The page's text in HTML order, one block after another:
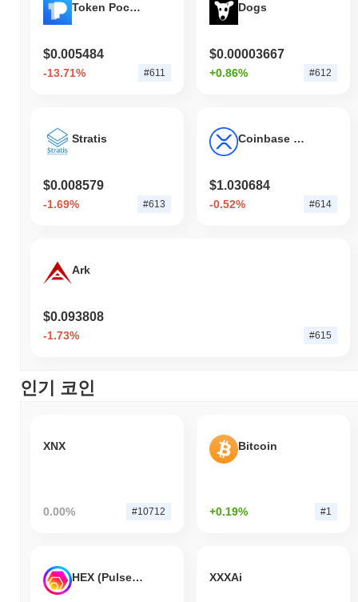
Token Pocket
$0.005484
-13.71% #611
Dogs
$0.00003667
+0.86% #612
Stratis
$0.008579
-1.69% #613
Coinbase Wrapped XRP
$1.030684
-0.52% #614
Ark
$0.093808
-1.73% #615
인기 코인
XNX
0.00% #10712
Bitcoin
+0.19% #1
HEX (Pulsechain) XXXAi